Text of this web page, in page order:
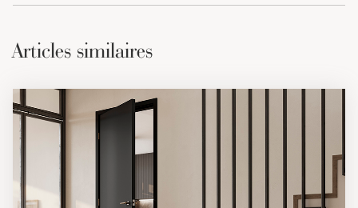
Articles similaires